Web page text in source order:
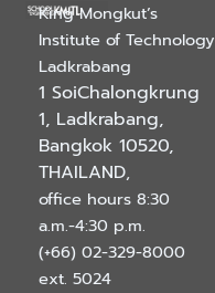
King Mongkut’s
Institute of Technology
Ladkrabang
1 SoiChalongkrung
1, Ladkrabang,
Bangkok 10520,
THAILAND,
office hours 8:30
a.m.-4:30 p.m.
(+66) 02-329-8000
ext. 5024